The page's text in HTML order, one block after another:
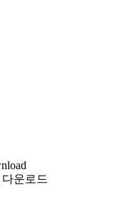
운로드